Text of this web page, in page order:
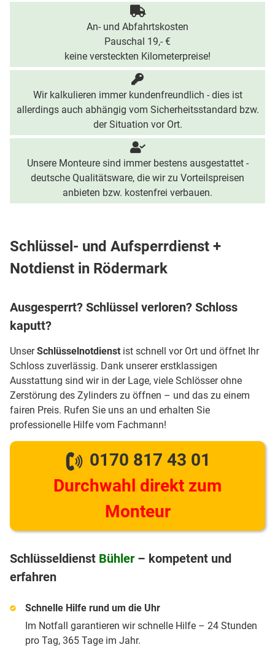
An- und Abfahrtskosten
Pauschal 19,- €
keine versteckten Kilometerpreise!
Wir kalkulieren immer kundenfreundlich - dies ist
allerdings auch abhängig vom Sicherheitsstandard bzw.
der Situation vor Ort.
Unsere Monteure sind immer bestens ausgestattet -
deutsche Qualitätsware, die wir zu Vorteilspreisen
anbieten bzw. kostenfrei verbauen.
Schlüssel- und Aufsperrdienst +
Notdienst in Rödermark
Ausgesperrt? Schlüssel verloren? Schloss
kaputt?
UnserSchlüsselnotdienst ist schnell vor Ort und öffnet Ihr
Schloss zuverlässig. Dank unserer erstklassigen
Ausstattung sind wir in der Lage, viele Schlösser ohne
Zerstörung des Zylinders zu öffnen – und das zu einem
fairen Preis. Rufen Sie uns an und erhalten Sie
professionelle Hilfe vom Fachmann!
0170 817 43 01
Durchwahl direkt zum
Monteur
Schlüsseldienst Bühler – kompetent und
erfahren
Schnelle Hilfe rund um die Uhr
Im Notfall garantieren wir schnelle Hilfe – 24 Stunden
pro Tag, 365 Tage im Jahr.